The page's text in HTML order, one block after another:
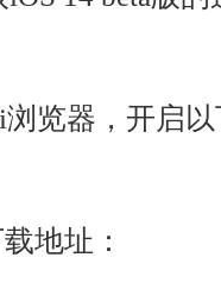
浏览器，开启
地址：